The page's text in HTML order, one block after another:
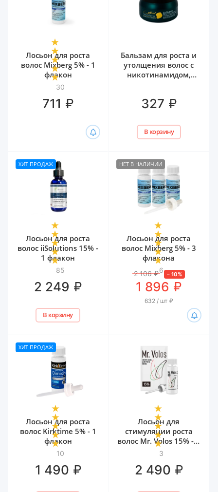
30
Лосьон для роста
волос Mixberg 5% - 1
флакон
711 ₽
Бальзам для роста и
утолщения волос с
никотинамидом,
300 мл
327 ₽
В корзину
ХИТ ПРОДАЖ
85
Лосьон для роста
волос iiSolutions 15% -
1 флакон
2 249 ₽
В корзину
НЕТ В НАЛИЧИИ
6
Лосьон для роста
волос Mixberg 5% - 3
флакона
2 106 ₽ –10%
1 896 ₽
632 / шт ₽
ХИТ ПРОДАЖ
10
Лосьон для роста
волос Kirktime 5% - 1
флакон
1 490 ₽
3
Лосьон для
стимуляции роста
волос Mr. Volos 15% - 1
флакон
2 490 ₽